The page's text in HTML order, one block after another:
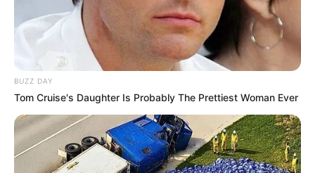
BUZZ DAY
Tom Cruise's Daughter Is Probably The Prettiest Woman Ever